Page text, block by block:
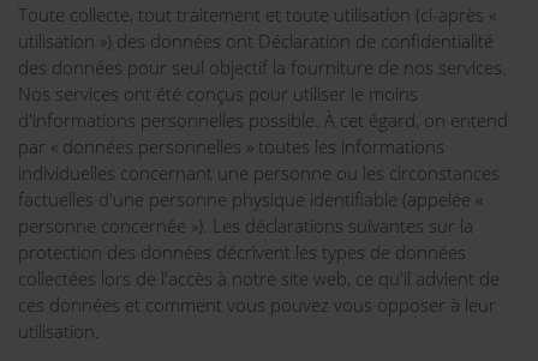
Toute collecte, tout traitement et toute utilisation (ci-après «
utilisation ») des données ont Déclaration de confidentialité
des données pour seul objectif la fourniture de nos services.
Nos services ont été conçus pour utiliser le moins
d'informations personnelles possible. À cet égard, on entend
par « données personnelles » toutes les informations
individuelles concernant une personne ou les circonstances
factuelles d'une personne physique identifiable (appelée «
personne concernée »). Les déclarations suivantes sur la
protection des données décrivent les types de données
collectées lors de l'accès à notre site web, ce qu'il advient de
ces données et comment vous pouvez vous opposer à leur
utilisation.